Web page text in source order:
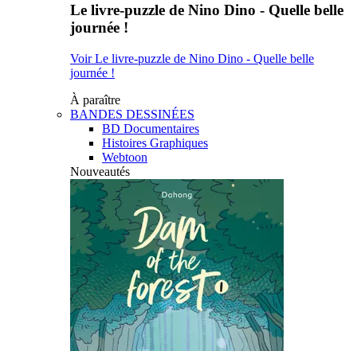
Le livre-puzzle de Nino Dino - Quelle belle
journée !
Voir Le livre-puzzle de Nino Dino - Quelle belle
journée !
À paraître
BANDES DESSINÉES
BD Documentaires
Histoires Graphiques
Webtoon
Nouveautés